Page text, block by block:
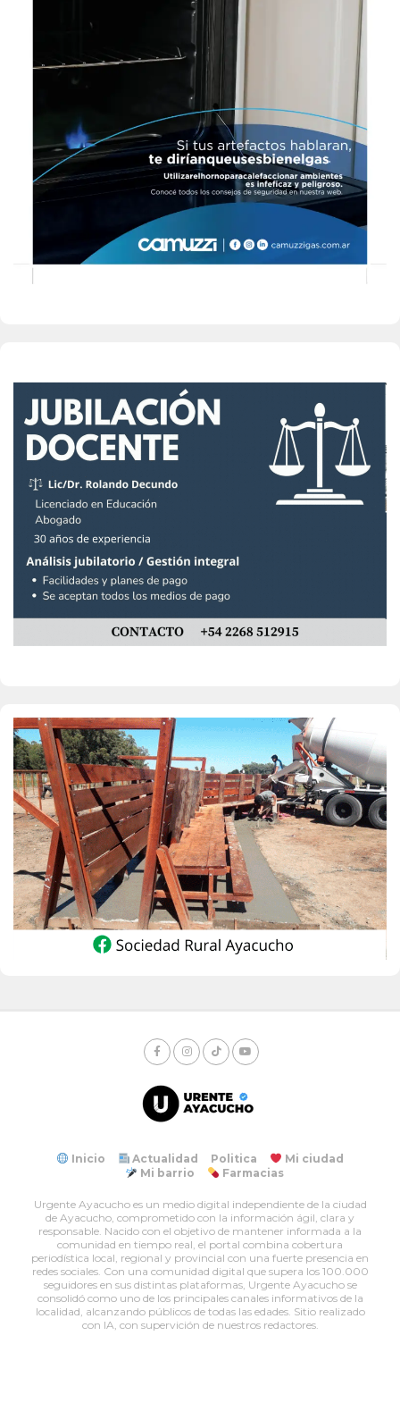
Inicio Actualidad Politica
Mi ciudad
Mi barrio
Farmacias
Urgente Ayacucho es un medio digital independiente de la ciudad
de Ayacucho, comprometido con la información ágil, clara y
responsable. Nacido con el objetivo de mantener informada a la
comunidad en tiempo real, el portal combina cobertura
periodística local, regional y provincial con una fuerte presencia en
redes sociales. Con una comunidad digital que supera los 100.000
seguidores en sus distintas plataformas, Urgente Ayacucho se
consolidó como uno de los principales canales informativos de la
localidad, alcanzando públicos de todas las edades. Sitio realizado
con IA, con supervición de nuestros redactores.